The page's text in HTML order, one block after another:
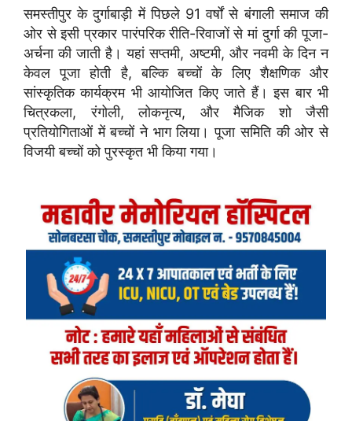
समस्तीपुर के दुर्गाबाड़ी में पिछले 91 वर्षों से बंगाली समाज की
ओर से इसी प्रकार पारंपरिक रीति-रिवाजों से मां दुर्गा की पूजा-
अर्चना की जाती है। यहां सप्तमी, अष्टमी, और नवमी के दिन न
केवल पूजा होती है, बल्कि बच्चों के लिए शैक्षणिक और
सांस्कृतिक कार्यक्रम भी आयोजित किए जाते हैं। इस बार भी
चित्रकला, रंगोली, लोकनृत्य, और मैजिक शो जैसी
प्रतियोगिताओं में बच्चों ने भाग लिया। पूजा समिति की ओर से
विजयी बच्चों को पुरस्कृत भी किया गया।